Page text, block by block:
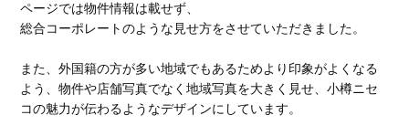
ページでは物件情報は載せず、
総合コーポレートのような見せ方をさせていただきました。
また、外国籍の方が多い地域でもあるためより印象がよくなる
よう、物件や店舗写真でなく地域写真を大きく見せ、小樽ニセ
コの魅力が伝わるようなデザインにしています。